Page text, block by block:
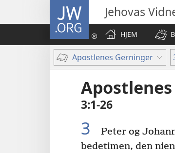
JW.ORG Jehovas
HJEM
Apostlenes Gerninger
3:1-26
3
Peter og
bedetimen, den